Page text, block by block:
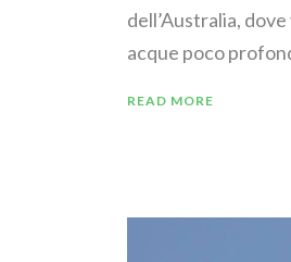
dell’Australia,
acque poco
READ MORE